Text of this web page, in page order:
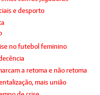
e desporto
no futebol feminino
a retoma e não retoma
mais união